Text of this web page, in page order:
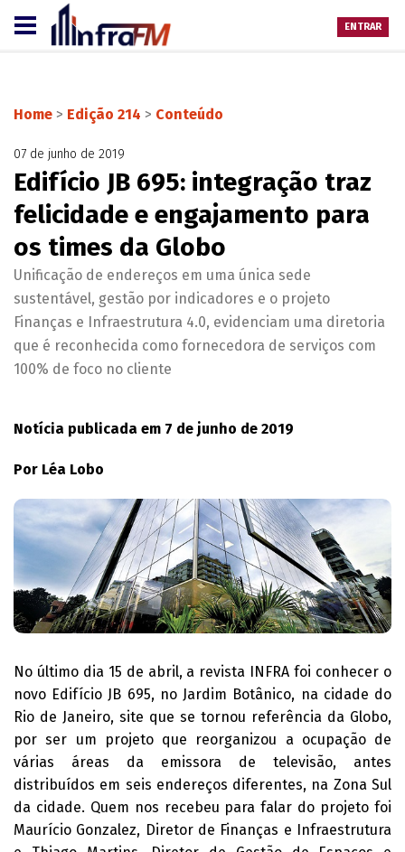
ENTRAR
Home > Edição 214 > Conteúdo
07 de junho de 2019
Edifício JB 695: integração traz
felicidade e engajamento para
os times da Globo
Unificação de endereços em uma única sede
sustentável, gestão por indicadores e o projeto
Finanças e Infraestrutura 4.0, evidenciam uma diretoria
que é reconhecida como fornecedora de serviços com
100% de foco no cliente
Notícia publicada em 7 de junho de 2019
Por Léa Lobo
No último dia 15 de abril, a revista INFRA foi conhecer o
novo Edifício JB 695, no Jardim Botânico, na cidade do
Rio de Janeiro, site que se tornou referência da Globo,
por ser um projeto que reorganizou a ocupação de
várias áreas da emissora de televisão, antes
distribuídos em seis endereços diferentes, na Zona Sul
da cidade. Quem nos recebeu para falar do projeto foi
Maurício Gonzalez, Diretor de Finanças e Infraestrutura